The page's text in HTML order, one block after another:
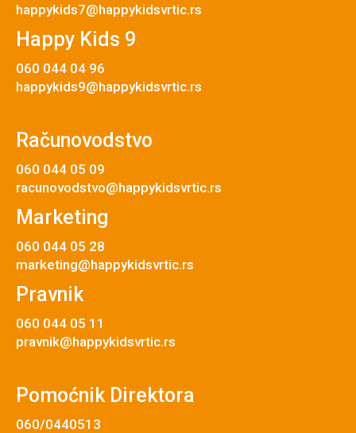
happykids7@happykidsvrtic.rs
Happy Kids 9
060 044 04 96
happykids9@happykidsvrtic.rs
Računovodstvo
060 044 05 09
racunovodstvo@happykidsvrtic.rs
Marketing
060 044 05 28
marketing@happykidsvrtic.rs
Pravnik
060 044 05 11
pravnik@happykidsvrtic.rs
Pomoćnik Direktora
060/0440513